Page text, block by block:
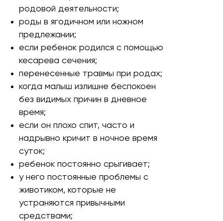
родовой деятельности;
роды в ягодичном или ножном
предлежании;
если ребенок родился с помощью
кесарева сечения;
перенесенные травмы при родах;
когда малыш излишне беспокоен
без видимых причин в дневное
время;
если он плохо спит, часто и
надрывно кричит в ночное время
суток;
ребенок постоянно срыгивает;
у него постоянные проблемы с
животиком, которые не
устраняются привычными
средствами;